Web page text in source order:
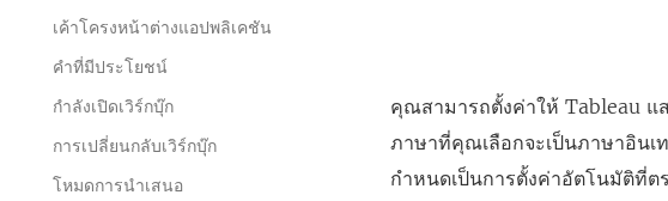
เค้าโครงหน้าต่างแอปพลิเคชัน
คำที่มีประโยชน์
กำลังเปิดเวิร์กบุ๊ก
การเปลี่ยนกลับเวิร์กบุ๊ก
โหมดการนำเสนอ
คุณสามารถตั้งค่าให้ Tableau แ
ภาษาที่คุณเลือกจะเป็นภาษาอิน
กำหนดเป็นการตั้งค่าอัตโนมัติที่